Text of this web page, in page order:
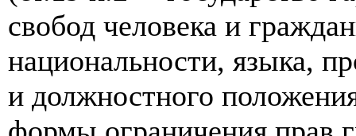
свобод человека и
национальности, языка,
и должностного